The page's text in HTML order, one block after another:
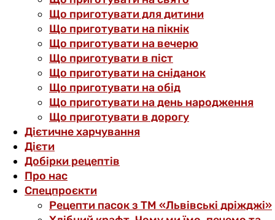
Що приготувати для дитини
Що приготувати на пікнік
Що приготувати на вечерю
Що приготувати в піст
Що приготувати на сніданок
Що приготувати на обід
Що приготувати на день народження
Що приготувати в дорогу
Дієтичне харчування
Дієти
Добірки рецептів
Про нас
Спецпроєкти
Рецепти пасок з ТМ «Львівські дріжджі»